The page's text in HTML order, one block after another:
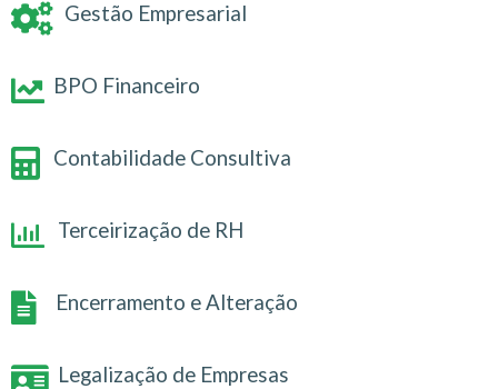
Gestão Empresarial
BPO Financeiro
Contabilidade Consultiva
Terceirização de RH
Encerramento e Alteração
Legalização de Empresas